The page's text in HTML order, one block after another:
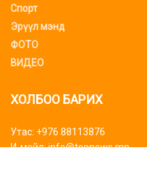
Спорт
Эрүүл мэнд
ФОТО
ВИДЕО
ХОЛБОО БАРИХ
Утас: +976 88113876
И-мэйл: info@topnews.mn